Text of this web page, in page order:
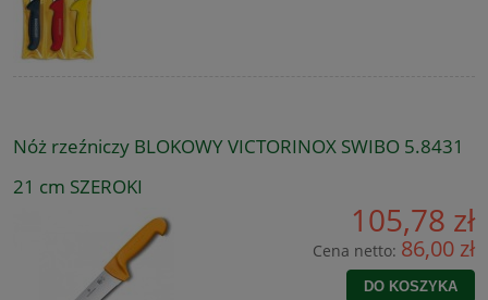
Nóż rzeźniczy BLOKOWY VICTORINOX SWIBO 5.8431
21 cm SZEROKI
105,78 zł
Cena netto: 86,00 zł
DO KOSZYKA